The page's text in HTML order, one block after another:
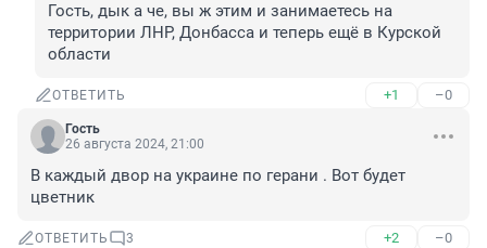
Гость, дык а че, вы ж этим и занимаетесь на
территории ЛНР, Донбасса и теперь ещё в Курской
области
ОТВЕТИТЬ +1 –0
Гость
26 августа 2024, 21:00
В каждый двор на украине по герани . Вот будет
цветник
ОТВЕТИТЬ 3 +2 –0